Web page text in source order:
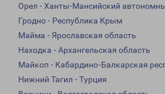
Орел - Ханты-Мансийский
Гродно - Республика Крым
Майма - Ярославская область
Находка - Архангельская область
Майкоп - Кабардино-Балкарская
Нижний Тагил - Турция